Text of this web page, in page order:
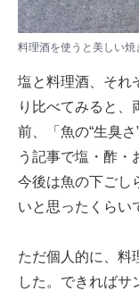
料理酒を使うと美しい
塩と料理酒、それ
り比べてみると、
前、
「魚の“生臭
う記事で塩・酢・
今後は魚の下ごし
いと思ったくらい
ただ個人的に、料
した。できればサ